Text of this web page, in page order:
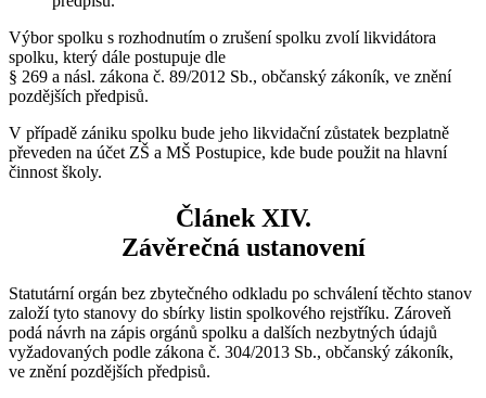
Výbor spolku s rozhodnutím o zrušení spolku zvolí likvidátora
spolku, který dále postupuje dle
§ 269 a násl. zákona č. 89/2012 Sb., občanský zákoník, ve znění
pozdějších předpisů.
V případě zániku spolku bude jeho likvidační zůstatek bezplatně
převeden na účet ZŠ a MŠ Postupice, kde bude použit na hlavní
činnost školy.
Článek XIV.
Závěrečná ustanovení
Statutární orgán bez zbytečného odkladu po schválení těchto stanov
založí tyto stanovy do sbírky listin spolkového rejstříku. Zároveň
podá návrh na zápis orgánů spolku a dalších nezbytných údajů
vyžadovaných podle zákona č. 304/2013 Sb., občanský zákoník,
ve znění pozdějších předpisů.